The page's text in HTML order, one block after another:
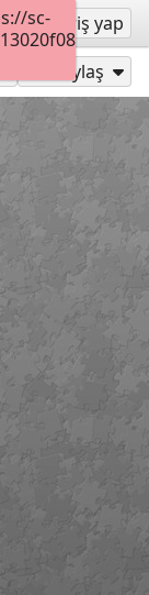
ol Giriş yap
парк
Paylaş
sc-